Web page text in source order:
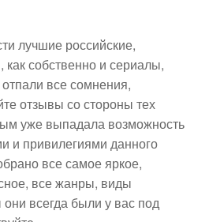
лучшие российские,
собственно и сериалы,
все сомнения,
отзывы со стороны тех
уже выпадала возможность
и привилегиями данного
все самое яркое,
все жанры, виды
всегда были у вас под